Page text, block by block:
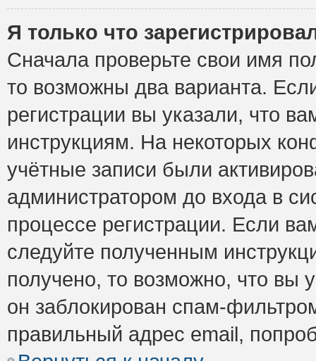
Я только что
Сначала проверьте свои имя
то возможны два варианта.
регистрации вы указали, что
инструкциям. На некоторых
учётные записи были
администратором до входа в
процессе регистрации. Если
следуйте полученным
получено, то возможно, что вы
он заблокирован спам-
правильный адрес email,